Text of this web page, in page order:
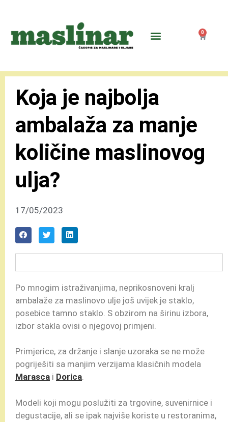
0
Koja je najbolja
ambalaža za manje
količine maslinovog
ulja?
17/05/2023
Po mnogim istraživanjima, neprikosnoveni kralj
ambalaže za maslinovo ulje još uvijek je staklo,
posebice tamno staklo. S obzirom na širinu izbora,
izbor stakla ovisi o njegovoj primjeni.
Primjerice, za držanje i slanje uzoraka se ne može
pogriješiti sa manjim verzijama klasičnih modela
Marasca i Dorica.
Modeli koji mogu poslužiti za trgovine, suvenirnice i
degustacije, ali se ipak najviše koriste u restoranima,